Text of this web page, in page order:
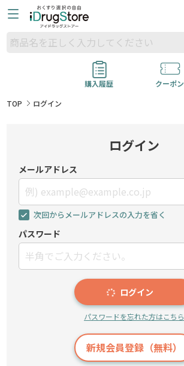
購入履歴
クーポン
TOP
ログイン
ログイン
メールアドレス
次回からメールアドレスの入力を省く
パスワード
ログイン
パスワードを忘れた方はこちら
新規会員登録（無料）